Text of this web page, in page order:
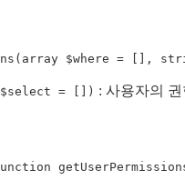
$where = [],
= []) : 사용자의